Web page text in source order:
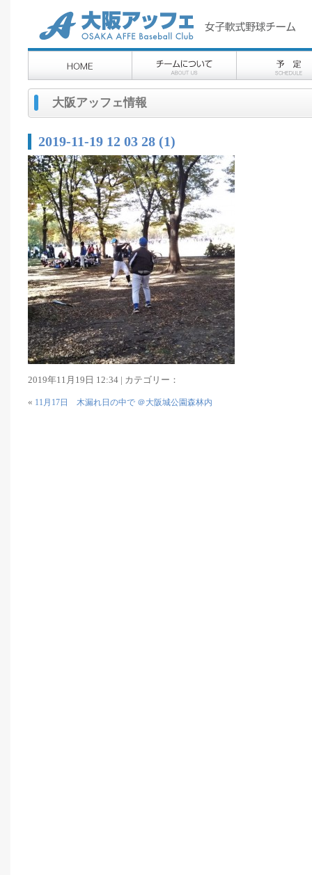
大阪アッフェ情報
2019-11-19 12 03 28 (1)
2019年11月19日 12:34 | カテゴリー：
« 11月17日 木漏れ日の中で ＠大阪城公園森林内